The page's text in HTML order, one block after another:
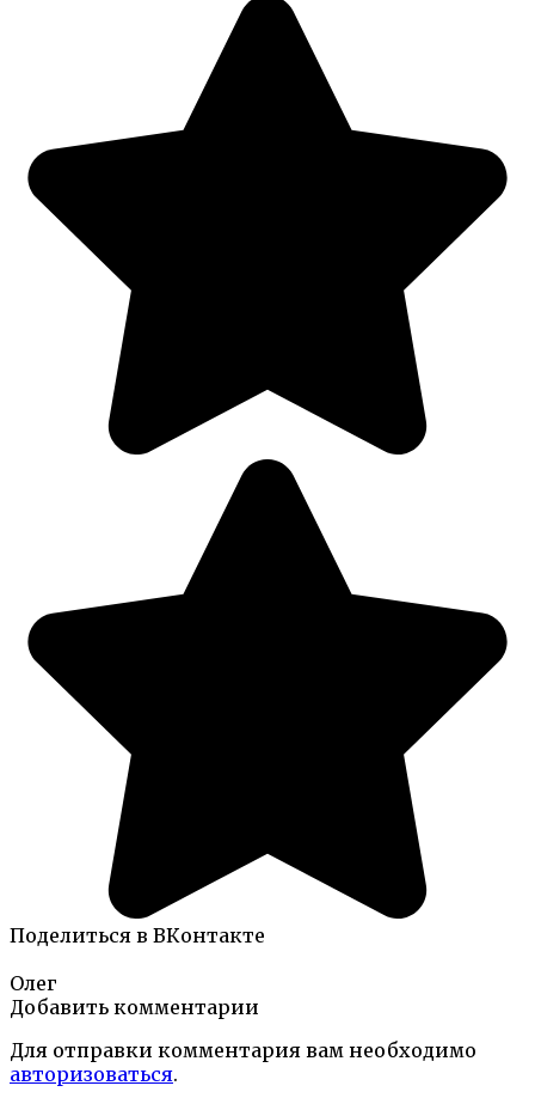
Поделиться в ВКонтакте
Олег
Добавить комментарии
Для отправки комментария вам необходимо
авторизоваться.